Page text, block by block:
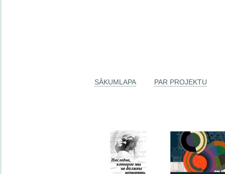
SĀKUMLAPA PAR PROJEKTU